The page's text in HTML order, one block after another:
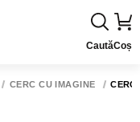
CautăCoș
CERC CU IMAGINE CERC